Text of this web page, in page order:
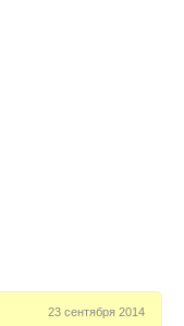
23 сентября 2014